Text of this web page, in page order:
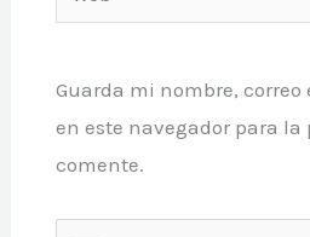
Guarda mi nombre, correo
en este navegador para la
comente.